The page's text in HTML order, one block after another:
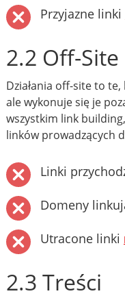
Przyjazne linki
2.2 Off-Site
Działania off-site to
ale wykonuje się je
wszystkim link
linków prowadzących
Linki
Domeny
Utracone linki
2.3 Treści